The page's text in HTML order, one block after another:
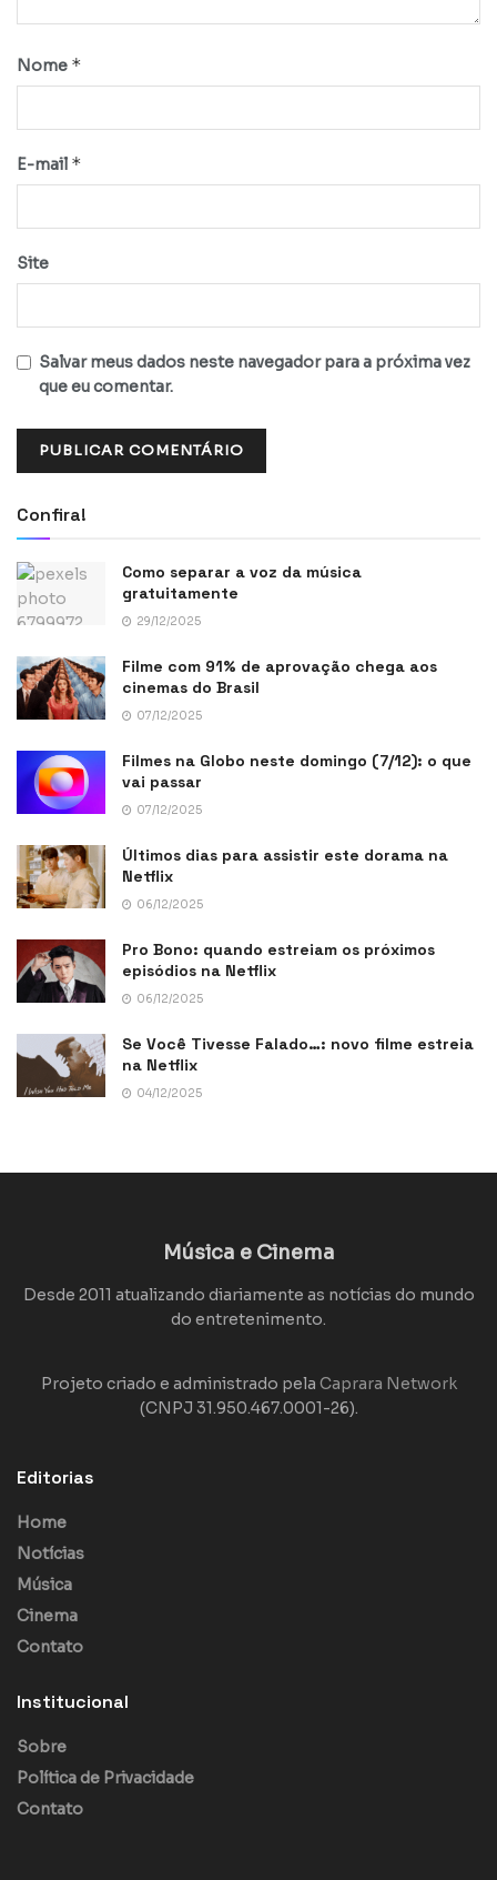
Nome *
E-mail *
Site
Salvar meus dados neste navegador para a próxima vez
que eu comentar.
Confira!
Como separar a voz da música
gratuitamente
29/12/2025
Filme com 91% de aprovação chega aos
cinemas do Brasil
07/12/2025
Filmes na Globo neste domingo (7/12): o que
vai passar
07/12/2025
Últimos dias para assistir este dorama na
Netflix
06/12/2025
Pro Bono: quando estreiam os próximos
episódios na Netflix
06/12/2025
Se Você Tivesse Falado…: novo filme estreia
na Netflix
04/12/2025
Música e Cinema
Desde 2011 atualizando diariamente as notícias do mundo
do entretenimento.
Projeto criado e administrado pela Caprara Network
(CNPJ 31.950.467.0001-26).
Editorias
Home
Notícias
Música
Cinema
Contato
Institucional
Sobre
Política de Privacidade
Contato